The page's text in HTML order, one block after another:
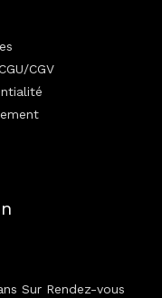
CGV
Sur Rendez-vous